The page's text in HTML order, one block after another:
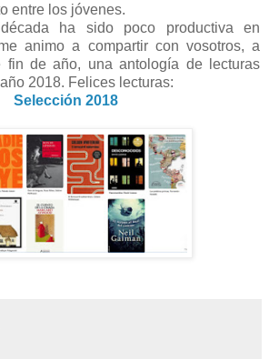
entre los jóvenes.
ha sido poco productiva en
animo a compartir con vosotros, a
fin de año, una antología de lecturas
2018. Felices lecturas:
Selección 2018